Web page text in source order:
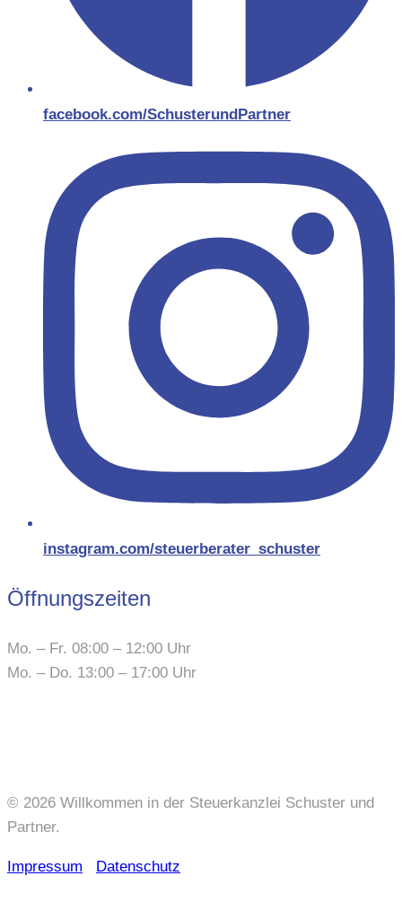
facebook.com/SchusterundPartner
instagram.com/steuerberater_schuster
Öffnungszeiten
Mo. – Fr. 08:00 – 12:00 Uhr
Mo. – Do. 13:00 – 17:00 Uhr
© 2026 Willkommen in der Steuerkanzlei Schuster und
Partner.
Impressum Datenschutz